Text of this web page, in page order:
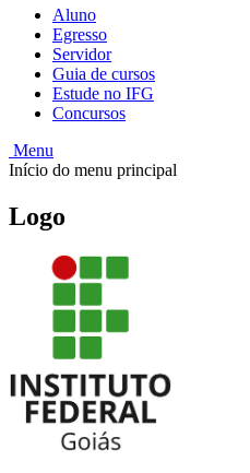
Aluno
Egresso
Servidor
Guia de cursos
Estude no IFG
Concursos
Menu
Início do menu principal
Logo